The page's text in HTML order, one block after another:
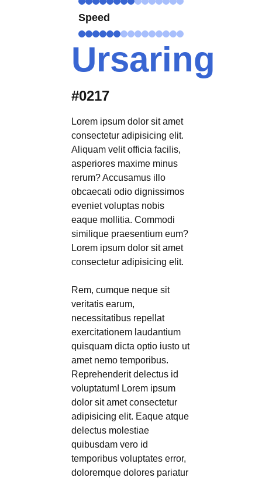
Speed
Ursaring
#0217
Lorem ipsum dolor sit amet
consectetur adipisicing elit.
Aliquam velit officia facilis,
asperiores maxime minus
rerum? Accusamus illo
obcaecati odio dignissimos
eveniet voluptas nobis
eaque mollitia. Commodi
similique praesentium eum?
Lorem ipsum dolor sit amet
consectetur adipisicing elit.
Rem, cumque neque sit
veritatis earum,
necessitatibus repellat
exercitationem laudantium
quisquam dicta optio iusto ut
amet nemo temporibus.
Reprehenderit delectus id
voluptatum! Lorem ipsum
dolor sit amet consectetur
adipisicing elit. Eaque atque
delectus molestiae
quibusdam vero id
temporibus voluptates error,
doloremque dolores pariatur